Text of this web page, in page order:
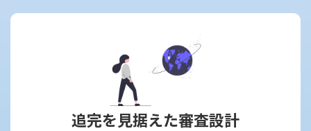
追完を見据えた審査設計